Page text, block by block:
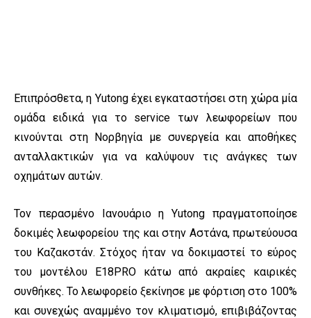
Επιπρόσθετα, η Yutong έχει εγκαταστήσει στη χώρα μία
ομάδα ειδικά για το service των λεωφορείων που
κινούνται στη Νορβηγία με συνεργεία και αποθήκες
ανταλλακτικών για να καλύψουν τις ανάγκες των
οχημάτων αυτών.
Τον περασμένο Ιανουάριο η Yutong πραγματοποίησε
δοκιμές λεωφορείου της και στην Αστάνα, πρωτεύουσα
του Καζακστάν. Στόχος ήταν να δοκιμαστεί το εύρος
του μοντέλου E18PRO κάτω από ακραίες καιρικές
συνθήκες. Το λεωφορείο ξεκίνησε με φόρτιση στο 100%
και συνεχώς αναμμένο τον κλιματισμό, επιβιβάζοντας